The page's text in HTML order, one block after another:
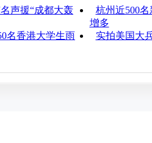
声援“成都大轰
杭州近500
增多
名香港大学生雨
实拍美国大